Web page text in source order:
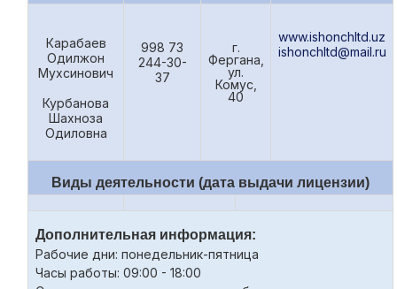
Карабаев
Одилжон
Мухсинович
Курбанова
Шахноза
Одиловна
998 73
244-30-
37
г.
Фергана,
ул.
Комус,
40
www.ishonchltd.uz
ishonchltd@mail.ru
Виды деятельности (дата выдачи лицензии)
Дополнительная информация:
Рабочие дни: понедельник-пятница
Часы работы: 09:00 - 18:00